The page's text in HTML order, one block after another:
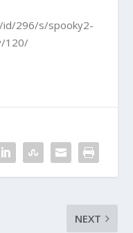
id/296/s/spooky2-
120/
NEXT